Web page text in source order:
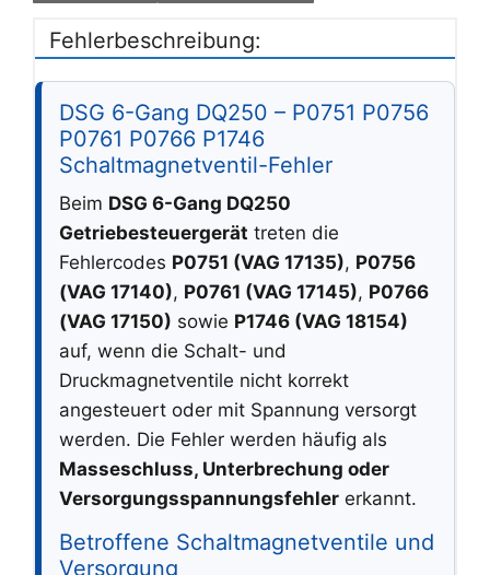
Fehlerbeschreibung:
DSG 6-Gang DQ250 – P0751 P0756
P0761 P0766 P1746
Schaltmagnetventil-Fehler
Beim DSG 6-Gang DQ250
Getriebesteuergerät treten die
Fehlercodes P0751 (VAG 17135), P0756
(VAG 17140), P0761 (VAG 17145), P0766
(VAG 17150) sowie P1746 (VAG 18154)
auf, wenn die Schalt- und
Druckmagnetventile nicht korrekt
angesteuert oder mit Spannung versorgt
werden. Die Fehler werden häufig als
Masseschluss, Unterbrechung oder
Versorgungsspannungsfehler erkannt.
Betroffene Schaltmagnetventile und
Versorgung